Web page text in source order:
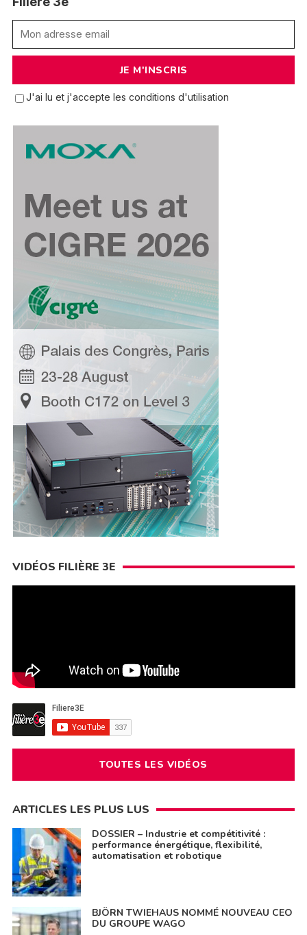
J'ai lu et j'accepte les conditions d'utilisation
VIDÉOS FILIÈRE 3E
TOUTES LES VIDÉOS
ARTICLES LES PLUS LUS
DOSSIER – Industrie et compétitivité :
performance énergétique, flexibilité,
automatisation et robotique
BJÖRN TWIEHAUS NOMMÉ NOUVEAU CEO
DU GROUPE WAGO